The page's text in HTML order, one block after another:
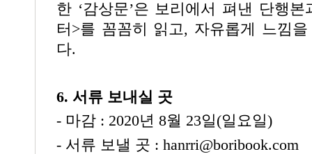
한 ‘감상문’은 보리에서 펴낸 단행
터>를 꼼꼼히 읽고, 자유롭게 느낌
다.
6. 서류 보내실 곳
- 마감 : 2020년 8월 23일(일요일)
- 서류 보낼 곳 : hanrri@boribook.com